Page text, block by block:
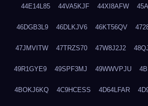
44E14L85 44VA5KJF 44XI8AFW
46DGB3L9 46DLKJV6 46KT56QV
47JMVITW 47TRZS70 47W8J2J2
49R1GYE9 49SPF3MJ 49WWVPJU
4BOKJ6KQ 4C9HCESS 4D64LFAR